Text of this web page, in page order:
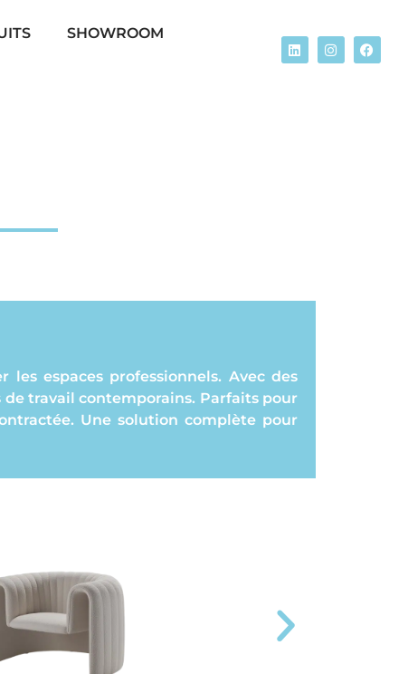
SHOWROOM
espaces professionnels. Avec des
travail contemporains. Parfaits pour
Une solution complète pour